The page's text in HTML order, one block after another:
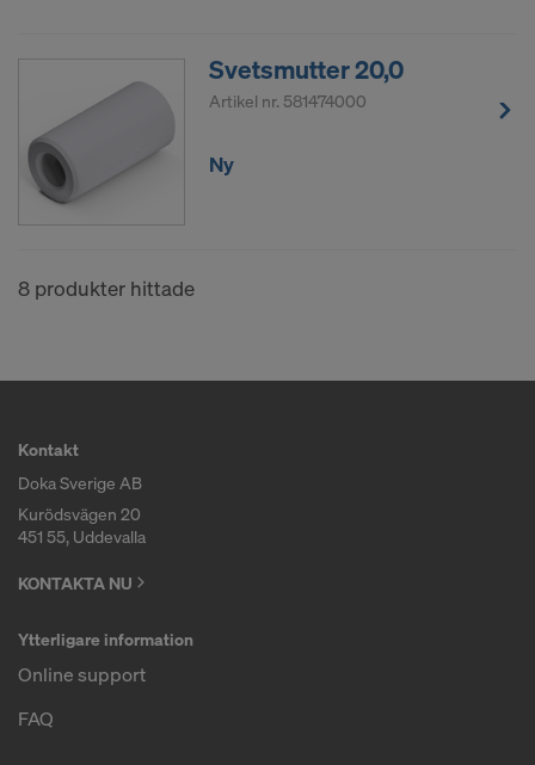
Svetsmutter 20,0
Artikel nr. 581474000
Ny
8 produkter hittade
Kontakt
Doka Sverige AB
Kurödsvägen 20
451 55, Uddevalla
KONTAKTA NU
Ytterligare information
Online support
FAQ